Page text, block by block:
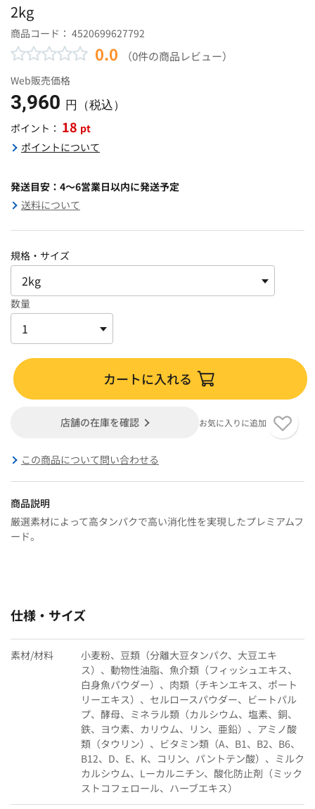
2kg
商品コード： 4520699627792
0.0 （0件の商品レビュー）
Web販売価格
3,960 円（税込）
ポイント： 18 pt
ポイントについて
発送目安：4～6営業日以内に発送予定
送料について
規格・サイズ
数量
カートに入れる
店舗の在庫を確認 お気に入りに追加
この商品について問い合わせる
商品説明
厳選素材によって高タンパクで高い消化性を実現したプレミアムフ
ード。
仕様・サイズ
素材/材料
小麦粉、豆類（分離大豆タンパク、大豆エキ
ス）、動物性油脂、魚介類（フィッシュエキス、
白身魚パウダー）、肉類（チキンエキス、ポート
リーエキス）、セルロースパウダー、ビートパル
プ、酵母、ミネラル類（カルシウム、塩素、銅、
鉄、ヨウ素、カリウム、リン、亜鉛）、アミノ酸
類（タウリン）、ビタミン類（A、B1、B2、B6、
B12、D、E、K、コリン、パントテン酸）、ミルク
カルシウム、Lーカルニチン、酸化防止剤（ミック
ストコフェロール、ハーブエキス）